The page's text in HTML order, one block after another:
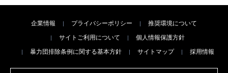
企業情報 プライバシーポリシー
推奨環境について
サイトご利用について
個人情報保護方針
暴力団排除条例に関する基本方針
サイトマップ 採用情報